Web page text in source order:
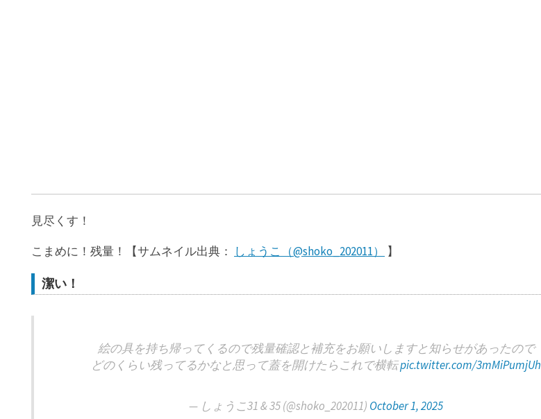
見尽くす！
こまめに！残量！【サムネイル出典： しょうこ（@shoko_202011） 】
潔い！
絵の具を持ち帰ってくるので残量確認と補充をお願いしますと知らせがあったので
どのくらい残ってるかなと思って蓋を開けたらこれで横転pic.twitter.com/3mMiPumjUh
— しょうこ31 & 35 (@shoko_202011) October 1, 2025